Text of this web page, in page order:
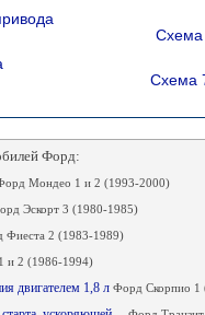
Схема
Схема
Форд:
Мондео 1 и 2 (1993-2000)
Эскорт 3 (1980-1985)
Фиеста 2 (1983-1989)
и 2 (1986-1994)
двигателем 1,8 л Форд Скорпио 1